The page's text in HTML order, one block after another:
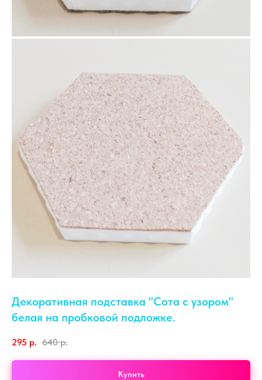
Декоративная подставка "Сота с узором"
белая на пробковой подложке.
295 р. 640 р.
Купить